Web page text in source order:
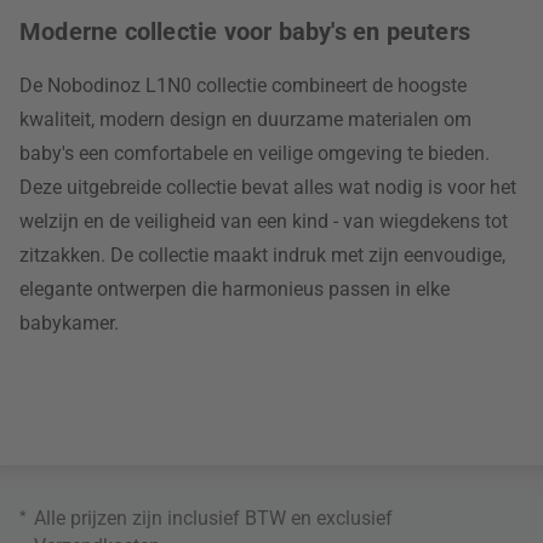
Moderne collectie voor baby's en peuters
De Nobodinoz L1N0 collectie combineert de hoogste
kwaliteit, modern design en duurzame materialen om
baby's een comfortabele en veilige omgeving te bieden.
Deze uitgebreide collectie bevat alles wat nodig is voor het
welzijn en de veiligheid van een kind - van wiegdekens tot
zitzakken. De collectie maakt indruk met zijn eenvoudige,
elegante ontwerpen die harmonieus passen in elke
babykamer.
* Alle prijzen zijn inclusief BTW en exclusief